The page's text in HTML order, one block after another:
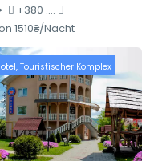
+380 ....
1510₴/Nacht
, Touristischer Komplex